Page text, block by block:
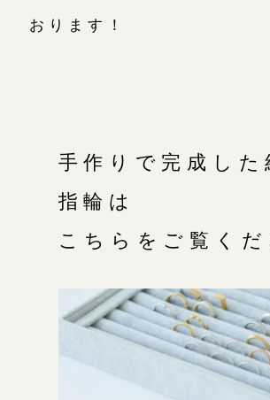
おります！
手作りで完成した
指輪は
こちらをご覧くだ